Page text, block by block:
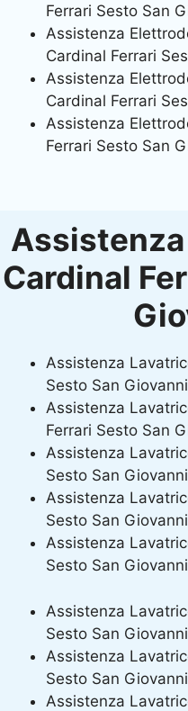
Ferrari Sesto San
Assistenza
Cardinal Ferrari
Assistenza
Cardinal Ferrari
Assistenza
Ferrari Sesto San
Cardinal
Assistenza
Sesto San Giovanni
Assistenza
Ferrari Sesto San
Assistenza
Sesto San Giovanni
Assistenza
Sesto San Giovanni
Assistenza
Sesto San Giovanni
Assistenza
Sesto San Giovanni
Assistenza
Sesto San Giovanni
Assistenza